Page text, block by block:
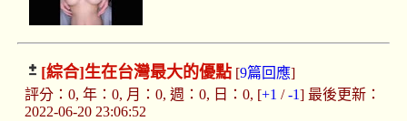
[綜合]生在台灣最大的優點[9篇回應]
評分：0, 年：0, 月：0, 週：0, 日：0, [+1 /-1] 最後更新：
2022-06-20 23:06:52